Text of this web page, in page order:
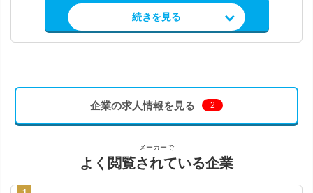
求人情報を見る
続きを見る
企業の求人情報を見る 2
メーカーで
よく閲覧されている企業